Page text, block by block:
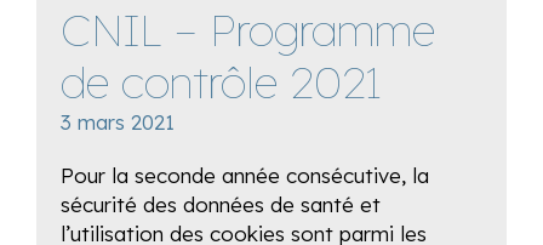
CNIL – Programme
de contrôle 2021
3 mars 2021
Pour la seconde année consécutive, la
sécurité des données de santé et
l’utilisation des cookies sont parmi les